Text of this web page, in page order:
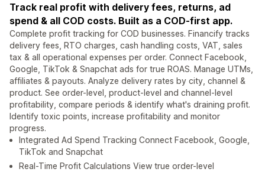
Track real profit with delivery fees, returns, ad
spend & all COD costs. Built as a COD-first app.
Complete profit tracking for COD businesses. Financify tracks
delivery fees, RTO charges, cash handling costs, VAT, sales
tax & all operational expenses per order. Connect Facebook,
Google, TikTok & Snapchat ads for true ROAS. Manage UTMs,
affiliates & payouts. Analyze delivery rates by city, channel &
product. See order-level, product-level and channel-level
profitability, compare periods & identify what's draining profit.
Identify toxic points, increase profitability and monitor
progress.
Integrated Ad Spend Tracking Connect Facebook, Google,
TikTok and Snapchat
Real-Time Profit Calculations View true order-level